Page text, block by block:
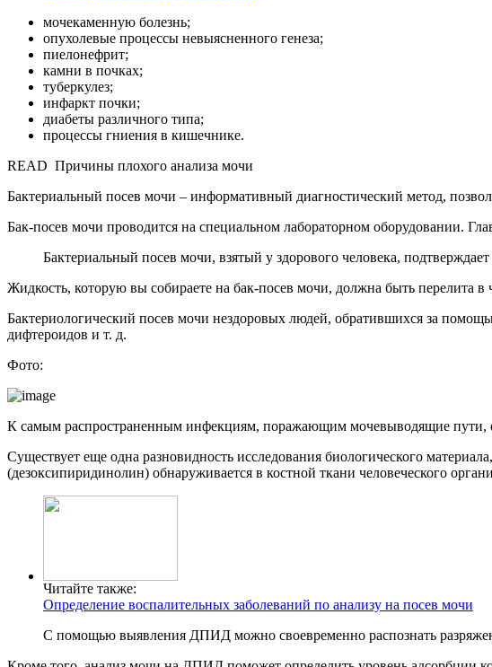
мочекаменную болезнь;
опухолевые процессы невыясненного генеза;
пиелонефрит;
камни в почках;
туберкулез;
инфаркт почки;
диабеты различного типа;
процессы гниения в кишечнике.
READ Причины плохого анализа мочи
Бактериальный посев мочи – информативный диагностический метод,
Бак-посев мочи проводится на специальном лабораторном оборудовании.
Бактериальный посев мочи, взятый у здорового человека,
Жидкость, которую вы собираете на бак-посев мочи, должна быть перелита
Бактериологический посев мочи нездоровых людей, обратившихся за
дифтероидов и т. д.
Фото:
К самым распространенным инфекциям, поражающим мочевыводящие пути,
Существует еще одна разновидность исследования биологического
(дезоксипиридинолин) обнаруживается в костной ткани человеческого
Читайте также:
Определение воспалительных заболеваний по анализу на посев мочи
С помощью выявления ДПИД можно своевременно распознать